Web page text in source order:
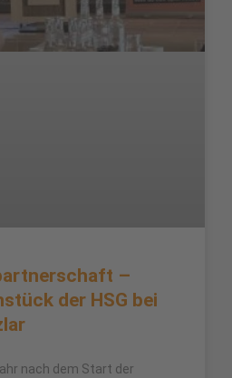
–
der HSG bei
nach dem Start der